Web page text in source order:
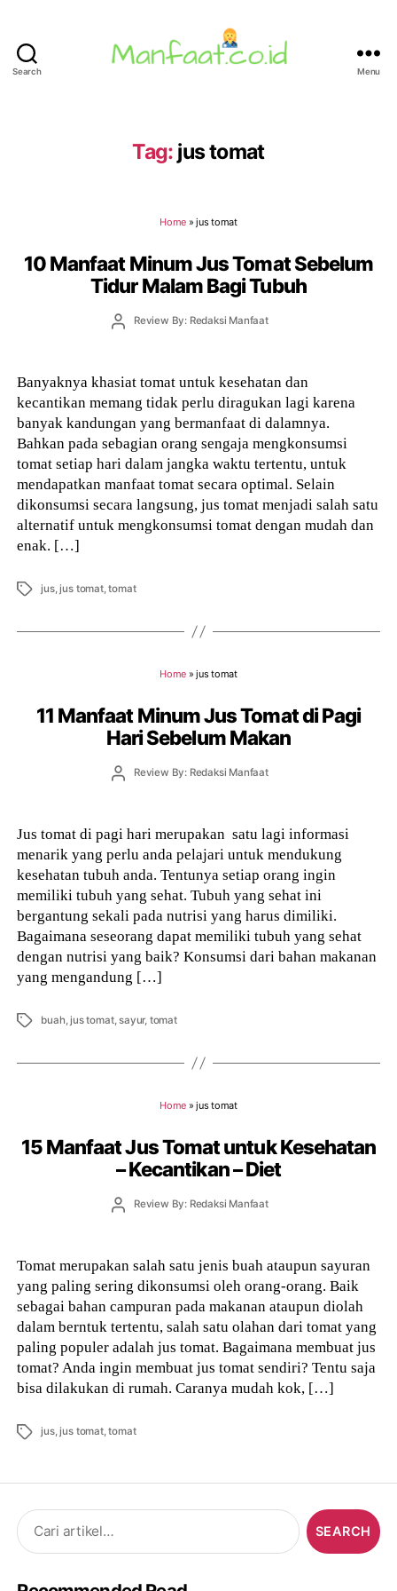
Search Menu
Tag: jus tomat
Home »jus tomat
10 Manfaat Minum Jus Tomat Sebelum
Tidur Malam Bagi Tubuh
PostReview By: Redaksi Manfaat
Banyaknya khasiat tomat untuk kesehatan dan
kecantikan memang tidak perlu diragukan lagi karena
banyak kandungan yang bermanfaat di dalamnya.
Bahkan pada sebagian orang sengaja mengkonsumsi
tomat setiap hari dalam jangka waktu tertentu, untuk
mendapatkan manfaat tomat secara optimal. Selain
dikonsumsi secara langsung, jus tomat menjadi salah satu
alternatif untuk mengkonsumsi tomat dengan mudah dan
enak. […]
Tags jus, jus tomat,tomat
Home »jus tomat
11 Manfaat Minum Jus Tomat di Pagi
Hari Sebelum Makan
PostReview By: Redaksi Manfaat
Jus tomat di pagi hari merupakan satu lagi informasi
menarik yang perlu anda pelajari untuk mendukung
kesehatan tubuh anda. Tentunya setiap orang ingin
memiliki tubuh yang sehat. Tubuh yang sehat ini
bergantung sekali pada nutrisi yang harus dimiliki.
Bagaimana seseorang dapat memiliki tubuh yang sehat
dengan nutrisi yang baik? Konsumsi dari bahan makanan
yang mengandung […]
Tags buah, jus tomat,sayur, tomat
Home »jus tomat
15 Manfaat Jus Tomat untuk Kesehatan
– Kecantikan – Diet
PostReview By: Redaksi Manfaat
Tomat merupakan salah satu jenis buah ataupun sayuran
yang paling sering dikonsumsi oleh orang-orang. Baik
sebagai bahan campuran pada makanan ataupun diolah
dalam berntuk tertentu, salah satu olahan dari tomat yang
paling populer adalah jus tomat. Bagaimana membuat jus
tomat? Anda ingin membuat jus tomat sendiri? Tentu saja
bisa dilakukan di rumah. Caranya mudah kok, […]
Tags jus, jus tomat,tomat
Search
for: